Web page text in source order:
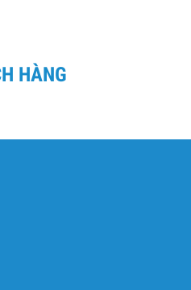
HÀNG